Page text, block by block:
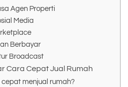
Agen Properti
Media
Berbayar
Broadcast
Cara Cepat Jual Rumah
menjual rumah?